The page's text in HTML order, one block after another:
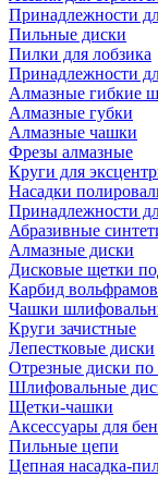
Принадлежности
Пильные диски
Пилки для лобзика
Принадлежности
Алмазные гибкие
Алмазные губки
Алмазные чашки
Фрезы алмазные
Круги для
Насадки
Принадлежности
Абразивные
Алмазные диски
Дисковые щетки
Карбид
Чашки
Круги зачистные
Лепестковые диски
Отрезные диски по
Шлифовальные
Щетки-чашки
Аксессуары для
Пильные цепи
Цепная насадка-